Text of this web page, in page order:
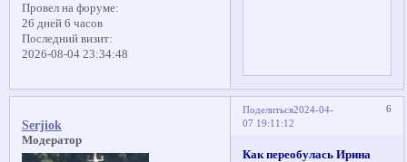
Провел на форуме:
26 дней 6 часов
Последний визит:
2026-08-04 23:34:48
Поделиться 6
2024-04-
07 19:11:12
Serjiok
Модератор
Как переобулась Ирина